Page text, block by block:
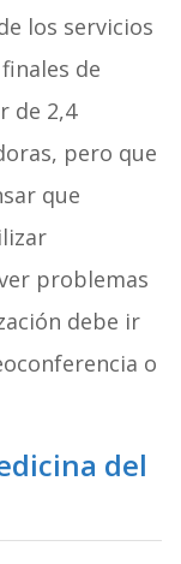
los servicios
de
de 2,4
pero que
que
problemas
debe ir
o
del